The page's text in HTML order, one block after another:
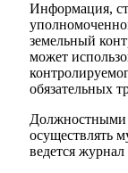
Информация,
земельный
может
обязательных
осуществлять
ведется